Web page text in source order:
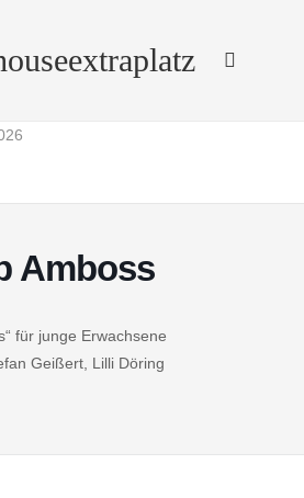
extraplatz
Amboss
für junge Erwachsene
Geißert, Lilli Döring